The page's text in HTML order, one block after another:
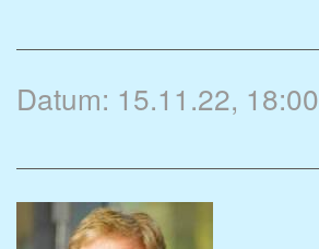
Datum: 15.11.22, 18:00